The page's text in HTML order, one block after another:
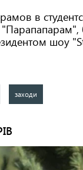
в
шоу
заходи